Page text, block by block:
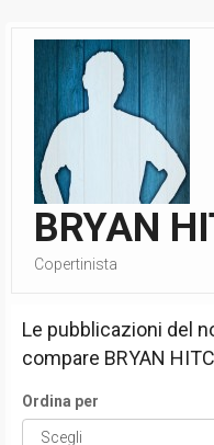
BRYAN
Copertinista
Le pubblicazioni del
compare BRYAN
Ordina per